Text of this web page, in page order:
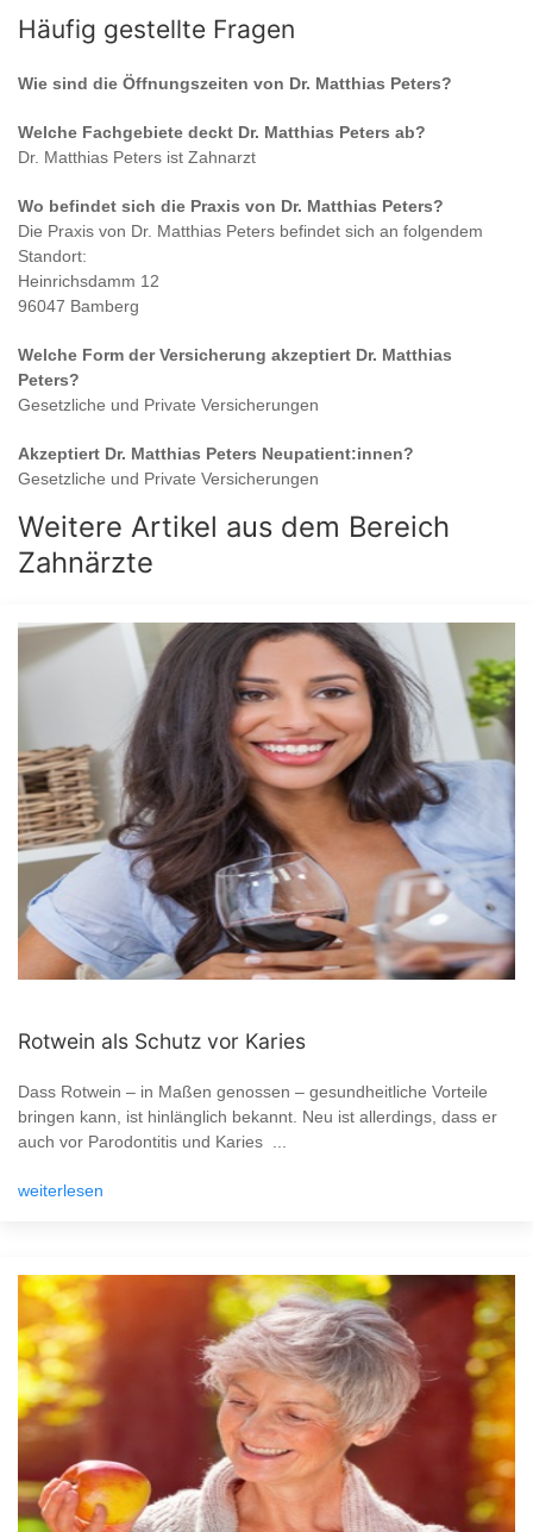
Häufig gestellte Fragen
Wie sind die Öffnungszeiten von Dr. Matthias Peters?
Welche Fachgebiete deckt Dr. Matthias Peters ab?
Dr. Matthias Peters ist Zahnarzt
Wo befindet sich die Praxis von Dr. Matthias Peters?
Die Praxis von Dr. Matthias Peters befindet sich an folgendem
Standort:
Heinrichsdamm 12
96047 Bamberg
Welche Form der Versicherung akzeptiert Dr. Matthias
Peters?
Gesetzliche und Private Versicherungen
Akzeptiert Dr. Matthias Peters Neupatient:innen?
Gesetzliche und Private Versicherungen
Weitere Artikel aus dem Bereich
Zahnärzte
Rotwein als Schutz vor Karies
Dass Rotwein – in Maßen genossen – gesundheitliche Vorteile
bringen kann, ist hinlänglich bekannt. Neu ist allerdings, dass er
auch vor Parodontitis und Karies ...
weiterlesen